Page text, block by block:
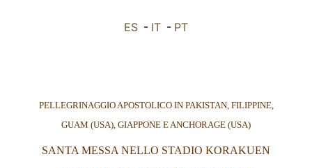
ES - IT - PT
PELLEGRINAGGIO APOSTOLICO IN PAKISTAN, FILIPPINE,
GUAM (USA), GIAPPONE E ANCHORAGE (USA)
SANTA MESSA NELLO STADIO KORAKUEN